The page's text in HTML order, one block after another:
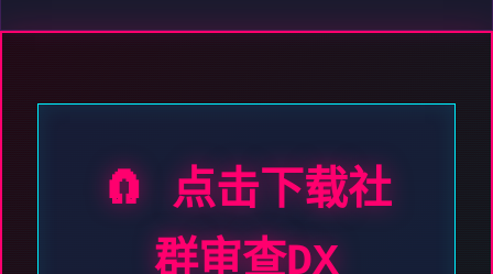
🧲 点击下载社
群审查DX